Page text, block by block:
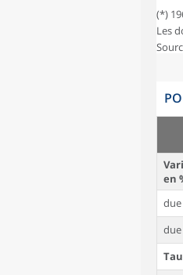
(*)
Les
en